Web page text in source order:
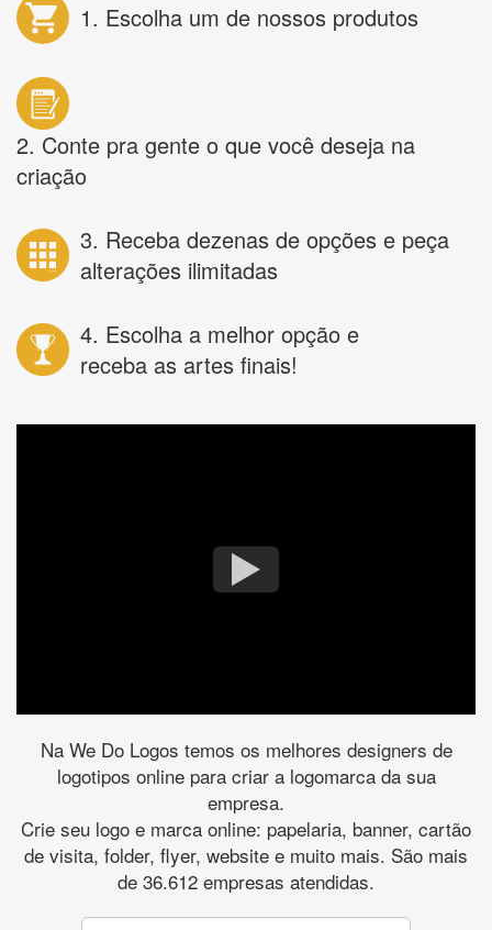
1. Escolha um de nossos produtos
2. Conte pra gente o que você deseja na
criação
3. Receba dezenas de opções e peça
alterações ilimitadas
4. Escolha a melhor opção e
receba as artes finais!
Na We Do Logos temos os melhores designers de
logotipos online para criar a logomarca da sua
empresa.
Crie seu logo e marca online: papelaria, banner, cartão
de visita, folder, flyer, website e muito mais. São mais
de 36.612 empresas atendidas.